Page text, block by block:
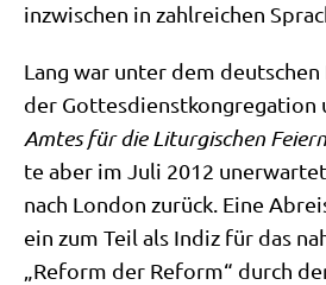
inzwi­schen in zahl­rei­chen
Lang war unter dem
der Got­tes­dienst­kon­gre­ga­ti­on
Amtes für die Lit­ur­gi­schen
te aber im Juli 2012
nach Lon­don zurück. Eine
ein zum Teil als Indiz für das
„Reform der Reform“ durch